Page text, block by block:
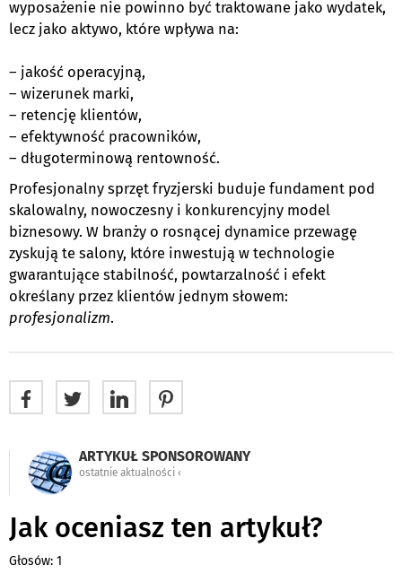
wyposażenie nie powinno być traktowane jako wydatek,
lecz jako aktywo, które wpływa na:
– jakość operacyjną,
– wizerunek marki,
– retencję klientów,
– efektywność pracowników,
– długoterminową rentowność.
Profesjonalny sprzęt fryzjerski buduje fundament pod
skalowalny, nowoczesny i konkurencyjny model
biznesowy. W branży o rosnącej dynamice przewagę
zyskują te salony, które inwestują w technologie
gwarantujące stabilność, powtarzalność i efekt
określany przez klientów jednym słowem:
profesjonalizm.
ARTYKUŁ SPONSOROWANY
ostatnie aktualności ‹
Jak oceniasz ten artykuł?
Głosów: 1